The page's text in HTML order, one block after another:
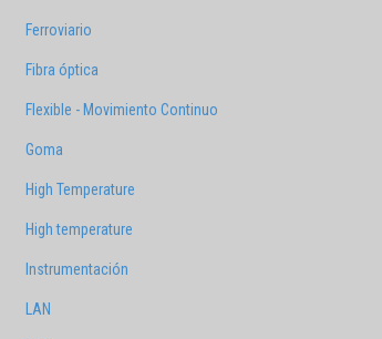
Ferroviario
Fibra óptica
Flexible - Movimiento Continuo
Goma
High Temperature
High temperature
Instrumentación
LAN